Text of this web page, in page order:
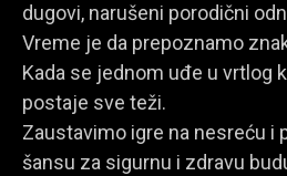
dugovi, narušeni porodični
Vreme je da prepoznamo
Kada se jednom uđe u vrtlog
postaje sve teži.
Zaustavimo igre na nesreću i
šansu za sigurnu i zdravu